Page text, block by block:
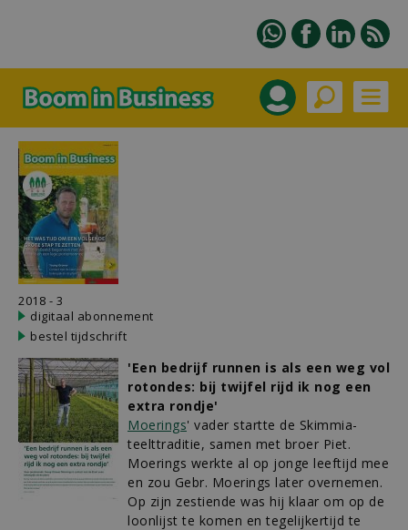
2018 - 3
digitaal abonnement
bestel tijdschrift
'Een bedrijf runnen is als een weg vol
rotondes: bij twijfel rijd ik nog een
extra rondje'
Moerings' vader startte de Skimmia-
teelttraditie, samen met broer Piet.
Moerings werkte al op jonge leeftijd mee
en zou Gebr. Moerings later overnemen.
Op zijn zestiende was hij klaar om op de
loonlijst te komen en tegelijkertijd te